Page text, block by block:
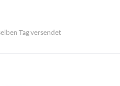
Tag versendet